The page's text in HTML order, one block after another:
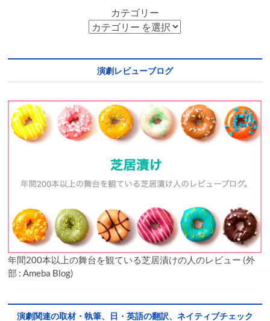
カテゴリー
演劇レビューブログ
年間200本以上の舞台を観ている芝居漬けの人のレビュー (外
部 : Ameba Blog)
演劇関連の取材・執筆、日・英語の翻訳、ネイティブチェック